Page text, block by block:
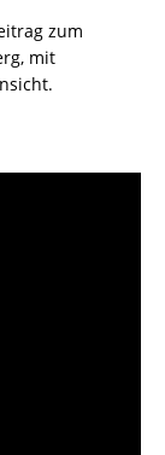
zum
mit